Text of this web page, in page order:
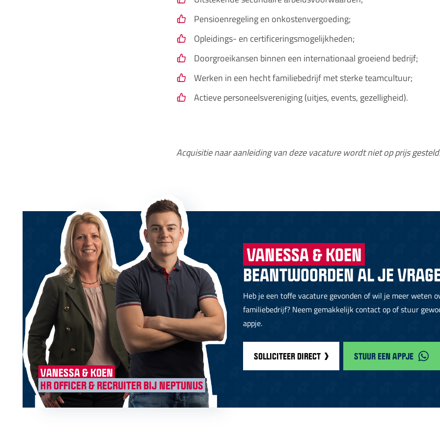
Pensioenregeling en onkostenvergoeding;
Opleidings- en certificeringsmogelijkheden;
Doorgroeikansen binnen een internationaal groeiend bedrijf;
Werken in een hecht familiebedrijf met sterke teamcultuur;
Actieve personeelsvereniging (uitjes, events, gezelligheid).
Acquisitie naar aanleiding van deze vacature wordt niet op prijs
VANESSA & KOEN
BEANTWOORDEN AL JE
Heb je een toffe vacature gevonden of wil je meer weten
familiebedrijf? Neem gemakkelijk contact op of stuur
appje.
SOLLICITEER DIRECT STUUR EEN APPJE
VANESSA & KOEN
HR OFFICER & RECRUITER BIJ NEPTUNUS